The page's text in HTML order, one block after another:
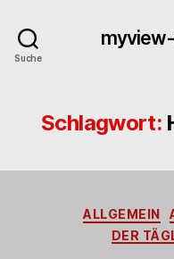
Suche
Schlagwort:
ALLGEMEIN
DER